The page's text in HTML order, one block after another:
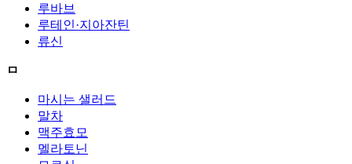
루바브
루테인·지아잔틴
류신
ㅁ
마시는 샐러드
말차
맥주효모
멜라토닌